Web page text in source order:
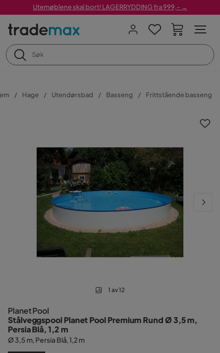
Utemøblene skal bort! LAGERRYDDING fra 999,- →
Hage Utendørsbad Basseng Frittstående basseng
1 av 12
Planet Pool
Stålveggspool Planet Pool Premium Rund Ø 3,5 m,
Persia Blå, 1,2 m
Ø 3,5 m, Persia Blå, 1,2 m